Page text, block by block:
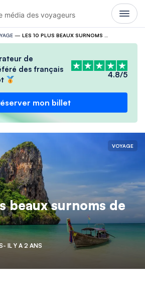
média des voyageurs
—
de
des français
4.8/5
mon billet
VOYAGE
beaux surnoms de
- IL Y A 2 ANS